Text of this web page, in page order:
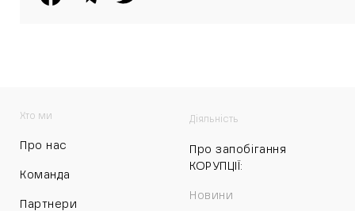
Хто ми
Про нас
Команда
Партнери
Діяльність
Про запобігання
КОРУПЦІЇ:
Новини